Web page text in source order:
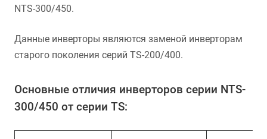
NTS-300/450.
Данные инверторы являются заменой инверторам
старого поколения серий TS-200/400.
Основные отличия инверторов серии NTS-
300/450 от серии TS: